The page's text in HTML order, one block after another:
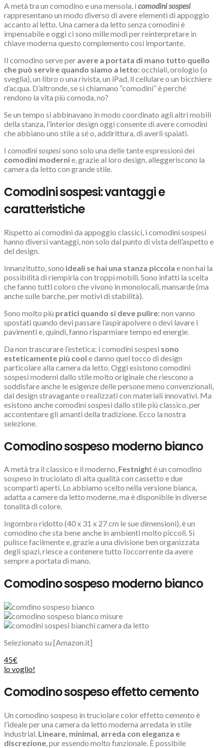
A metà tra un comodino e una mensola, i comodini sospesi
rappresentano un modo diverso di avere elementi di appoggio
accanto al letto. Una camera da letto senza comodini è
impensabile e oggi ci sono mille modi per reinterpretare in
chiave moderna questo complemento così importante.
Il comodino serve per avere a portata di mano tutto quello
che può servire quando siamo a letto: occhiali, orologio (o
sveglia), un libro o una rivista, un iPad, il cellulare o un bicchiere
d’acqua. D’altronde, se si chiamano “comodini” è perché
rendono la vita più comoda, no?
Se un tempo si abbinavano in modo coordinato agli altri mobili
della stanza, l’interior design oggi consente di avere comodini
che abbiano uno stile a sé o, addirittura, di averli spaiati.
I comodini sospesisono solo una delle tante espressioni dei
comodini modernie, grazie al loro design, alleggeriscono la
camera da letto con grande stile.
Comodini sospesi: vantaggi e
caratteristiche
Rispetto ai comodini da appoggio classici, i comodini sospesi
hanno diversi vantaggi, non solo dal punto di vista dell’aspetto e
del design.
Innanzitutto, sono ideali se hai una stanza piccola e non hai la
possibilità di riempirla con troppi mobili. Sono infatti la scelta
che fanno tutti coloro che vivono in monolocali, mansarde (ma
anche sulle barche, per motivi di stabilità).
Sono molto più pratici quando si deve pulire: non vanno
spostati quando devi passare l’aspirapolvere o devi lavare i
pavimenti e, quindi, fanno risparmiare tempo ed energie.
Da non trascurare l’estetica: i comodini sospesi sono
esteticamente più cool e danno quel tocco di design
particolare alla camera da letto. Oggi esistono comodini
sospesi moderni dallo stile molto originale che riescono a
soddisfare anche le esigenze delle persone meno convenzionali,
dal design stravagante o realizzati con materiali innovativi. Ma
esistono anche comodini sospesi dallo stile più classico, per
accontentare gli amanti della tradizione. Ecco la nostra
selezione.
Comodino sospeso moderno bianco
A metà tra il classico e il moderno, Festnight è un comodino
sospeso in truciolato di alta qualità con cassetto e due
scomparti aperti. Lo abbiamo scelto nella versione bianca,
adatta a camere da letto moderne, ma è disponibile in diverse
tonalità di colore.
Ingombro ridotto (40 x 31 x 27 cm le sue dimensioni), è un
comodino che sta bene anche in ambienti molto piccoli. Si
pulisce facilmente e, grazie a una divisione ben organizzata
degli spazi, riesce a contenere tutto l’occorrente da avere
sempre a portata di mano.
Comodino sospeso moderno bianco
Selezionato su [Amazon.it]
45€
lo voglio!
Comodino sospeso effetto cemento
Un comodino sospeso in truciolare color effetto cemento è
l’ideale per una camera da letto moderna arredata in stile
industrial. Lineare, minimal, arreda con eleganza e
discrezione, pur essendo molto funzionale. È possibile